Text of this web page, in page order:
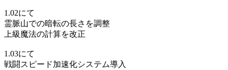
1.02にて
霊脈山での暗転の長さを調整
上級魔法の計算を改正
1.03にて
戦闘スピード加速化システム導入